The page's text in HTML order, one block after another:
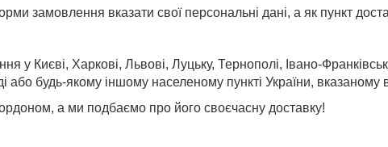
замовлення вказати свої персональні дані, а як пункт
у Києві, Харкові, Львові, Луцьку, Тернополі, Івано-
або будь-якому іншому населеному пункті України, вказаному
а ми подбаємо про його своєчасну доставку!